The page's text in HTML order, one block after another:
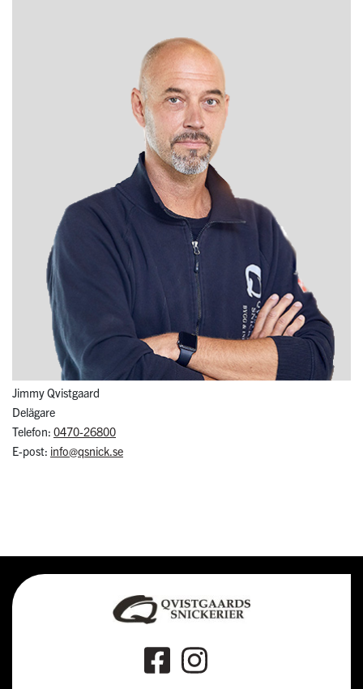
Jimmy Qvistgaard
Delägare
Telefon: 0470-26800
E-post: info@qsnick.se